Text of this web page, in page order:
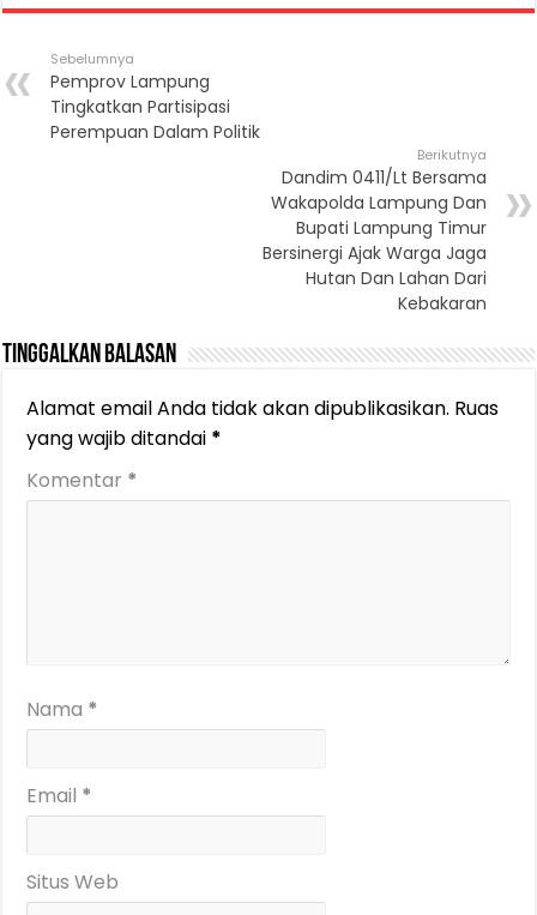
Sebelumnya
Pemprov Lampung
Tingkatkan Partisipasi
Perempuan Dalam Politik
Berikutnya
Dandim 0411/Lt Bersama
Wakapolda Lampung Dan
Bupati Lampung Timur
Bersinergi Ajak Warga Jaga
Hutan Dan Lahan Dari
Kebakaran
Tinggalkan Balasan
Alamat email Anda tidak akan dipublikasikan. Ruas
yang wajib ditandai *
Komentar *
Nama *
Email *
Situs Web